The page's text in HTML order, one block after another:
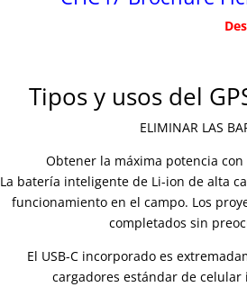
Tipos y usos del
ELIMINAR LAS
Obtener la máxima potencia
La batería inteligente de Li-ion de alta
funcionamiento en el campo. Los
completados sin
El USB-C incorporado es
cargadores estándar de